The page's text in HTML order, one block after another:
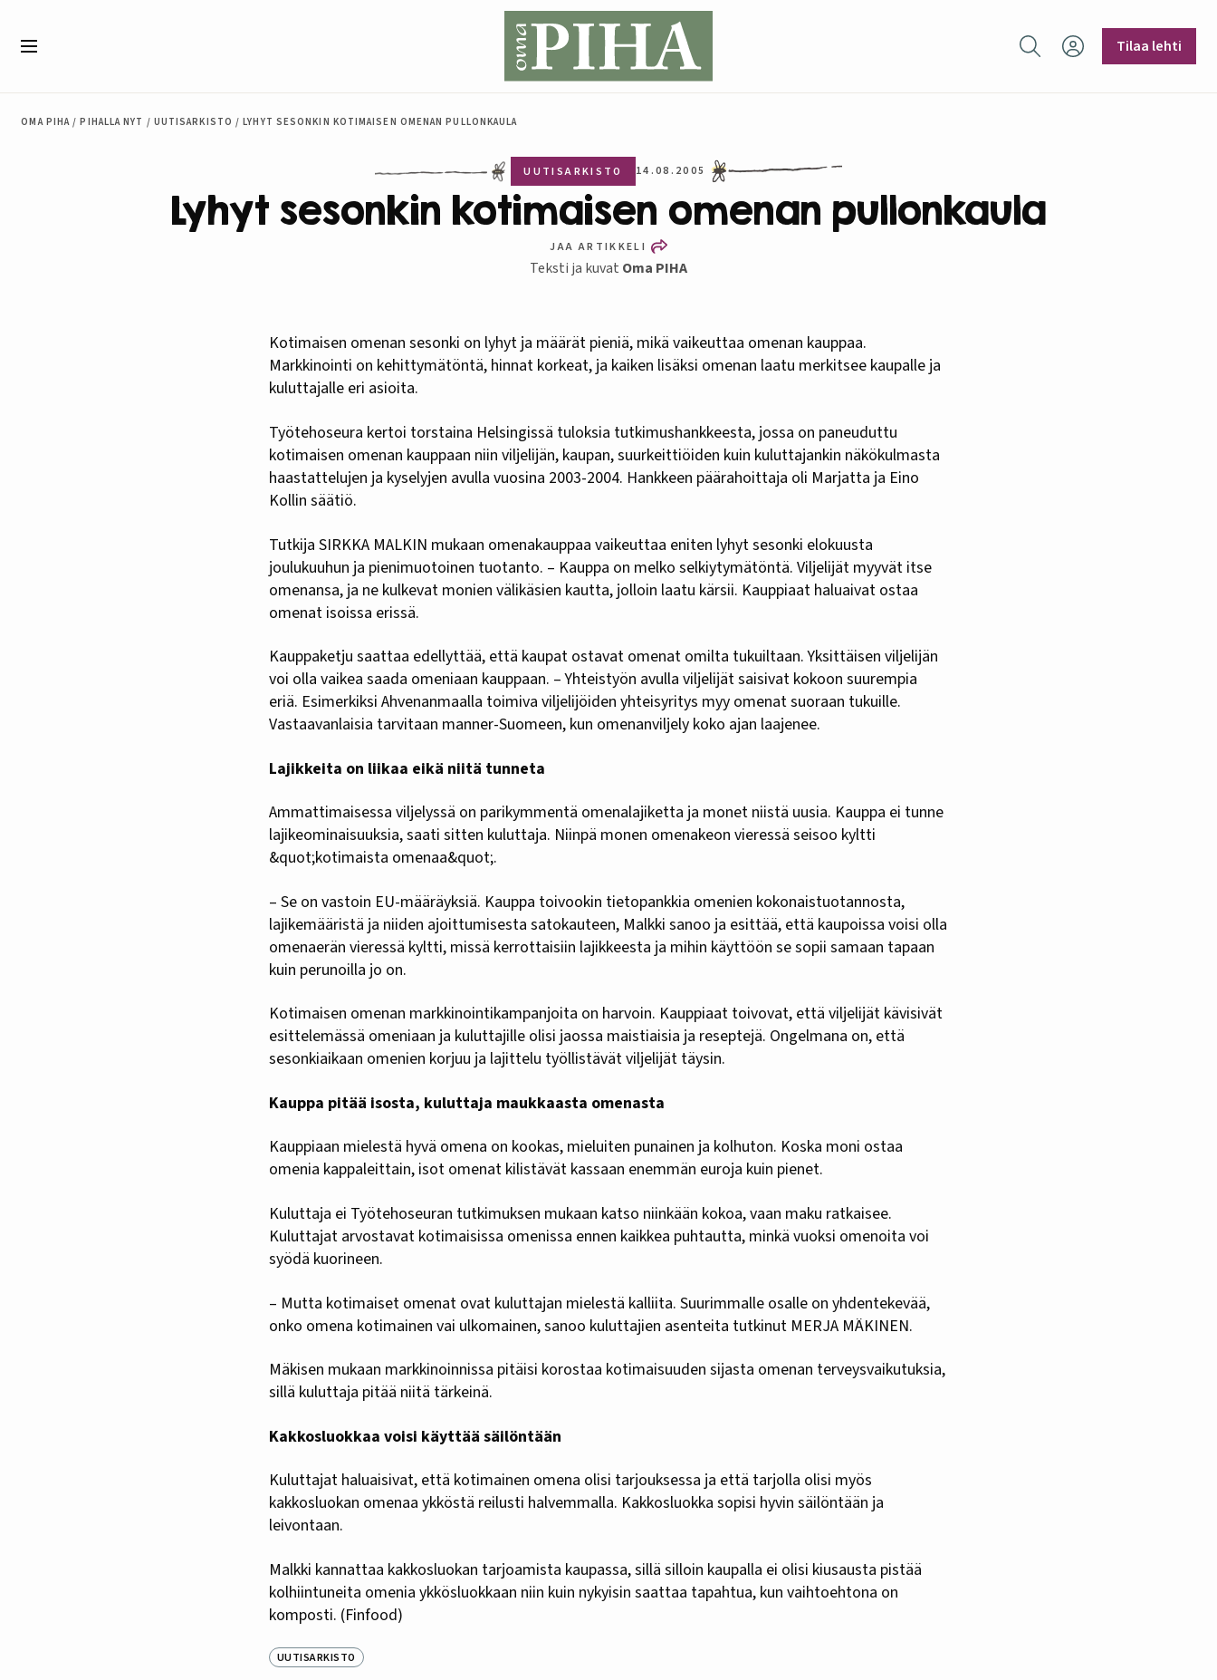
Hae sivustolta
Tilaa lehti
OMA PIHA / PIHALLA NYT / UUTISARKISTO / LYHYT SESONKIN KOTIMAISEN OMENAN PULLONKAULA
UUTISARKISTO 14.08.2005
Lyhyt sesonkin kotimaisen omenan pullonkaula
JAA ARTIKKELI
Teksti ja kuvat Oma PIHA
Kotimaisen omenan sesonki on lyhyt ja määrät pieniä, mikä vaikeuttaa omenan kauppaa.
Markkinointi on kehittymätöntä, hinnat korkeat, ja kaiken lisäksi omenan laatu merkitsee kaupalle ja
kuluttajalle eri asioita.
Työtehoseura kertoi torstaina Helsingissä tuloksia tutkimushankkeesta, jossa on paneuduttu
kotimaisen omenan kauppaan niin viljelijän, kaupan, suurkeittiöiden kuin kuluttajankin näkökulmasta
haastattelujen ja kyselyjen avulla vuosina 2003-2004. Hankkeen päärahoittaja oli Marjatta ja Eino
Kollin säätiö.
Tutkija SIRKKA MALKIN mukaan omenakauppaa vaikeuttaa eniten lyhyt sesonki elokuusta
joulukuuhun ja pienimuotoinen tuotanto. – Kauppa on melko selkiytymätöntä. Viljelijät myyvät itse
omenansa, ja ne kulkevat monien välikäsien kautta, jolloin laatu kärsii. Kauppiaat haluaivat ostaa
omenat isoissa erissä.
Kauppaketju saattaa edellyttää, että kaupat ostavat omenat omilta tukuiltaan. Yksittäisen viljelijän
voi olla vaikea saada omeniaan kauppaan. – Yhteistyön avulla viljelijät saisivat kokoon suurempia
eriä. Esimerkiksi Ahvenanmaalla toimiva viljelijöiden yhteisyritys myy omenat suoraan tukuille.
Vastaavanlaisia tarvitaan manner-Suomeen, kun omenanviljely koko ajan laajenee.
Lajikkeita on liikaa eikä niitä tunneta
Ammattimaisessa viljelyssä on parikymmentä omenalajiketta ja monet niistä uusia. Kauppa ei tunne
lajikeominaisuuksia, saati sitten kuluttaja. Niinpä monen omenakeon vieressä seisoo kyltti
&quot;kotimaista omenaa&quot;.
– Se on vastoin EU-määräyksiä. Kauppa toivookin tietopankkia omenien kokonaistuotannosta,
lajikemääristä ja niiden ajoittumisesta satokauteen, Malkki sanoo ja esittää, että kaupoissa voisi olla
omenaerän vieressä kyltti, missä kerrottaisiin lajikkeesta ja mihin käyttöön se sopii samaan tapaan
kuin perunoilla jo on.
Kotimaisen omenan markkinointikampanjoita on harvoin. Kauppiaat toivovat, että viljelijät kävisivät
esittelemässä omeniaan ja kuluttajille olisi jaossa maistiaisia ja reseptejä. Ongelmana on, että
sesonkiaikaan omenien korjuu ja lajittelu työllistävät viljelijät täysin.
Kauppa pitää isosta, kuluttaja maukkaasta omenasta
Kauppiaan mielestä hyvä omena on kookas, mieluiten punainen ja kolhuton. Koska moni ostaa
omenia kappaleittain, isot omenat kilistävät kassaan enemmän euroja kuin pienet.
Kuluttaja ei Työtehoseuran tutkimuksen mukaan katso niinkään kokoa, vaan maku ratkaisee.
Kuluttajat arvostavat kotimaisissa omenissa ennen kaikkea puhtautta, minkä vuoksi omenoita voi
syödä kuorineen.
– Mutta kotimaiset omenat ovat kuluttajan mielestä kalliita. Suurimmalle osalle on yhdentekevää,
onko omena kotimainen vai ulkomainen, sanoo kuluttajien asenteita tutkinut MERJA MÄKINEN.
Mäkisen mukaan markkinoinnissa pitäisi korostaa kotimaisuuden sijasta omenan terveysvaikutuksia,
sillä kuluttaja pitää niitä tärkeinä.
Kakkosluokkaa voisi käyttää säilöntään
Kuluttajat haluaisivat, että kotimainen omena olisi tarjouksessa ja että tarjolla olisi myös
kakkosluokan omenaa ykköstä reilusti halvemmalla. Kakkosluokka sopisi hyvin säilöntään ja
leivontaan.
Malkki kannattaa kakkosluokan tarjoamista kaupassa, sillä silloin kaupalla ei olisi kiusausta pistää
kolhiintuneita omenia ykkösluokkaan niin kuin nykyisin saattaa tapahtua, kun vaihtoehtona on
komposti. (Finfood)
UUTISARKISTO